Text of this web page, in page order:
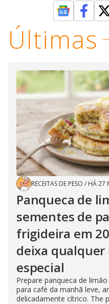
Últimas
RECEITAS DE PESO / HÁ 27
Panqueca de
sementes de
frigideira em
deixa
especial
Prepare panqueca de
para café da manhã leve,
delicadamente cítrico. The